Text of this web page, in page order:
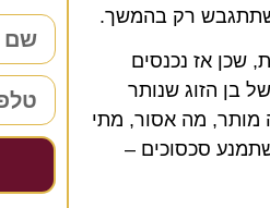
שתתגבש רק בהמשך.
שכן אז נכנסים
בן הזוג שנותר
מותר, מה אסור, מתי
סכסוכים –